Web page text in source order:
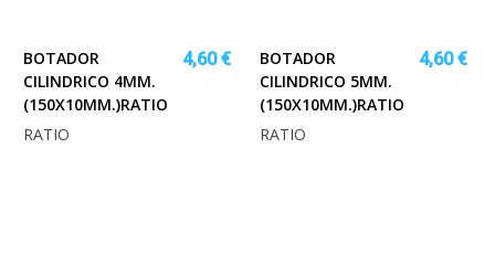
BOTADOR
CILINDRICO 4MM.
(150X10MM.)RATIO
4,60 €
RATIO
BOTADOR
CILINDRICO 5MM.
(150X10MM.)RATIO
4,60 €
RATIO